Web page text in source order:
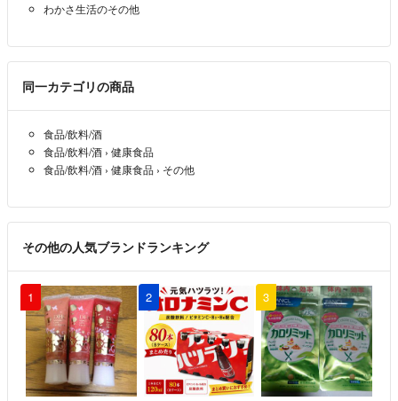
わかさ生活のその他
同一カテゴリの商品
食品/飲料/酒
食品/飲料/酒 › 健康食品
食品/飲料/酒 › 健康食品 › その他
その他の人気ブランドランキング
1 2 3